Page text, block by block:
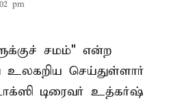
pm
சமம்" என்ற
செய்துள்ளார்
டிரைவர் உத்கர்ஷ்